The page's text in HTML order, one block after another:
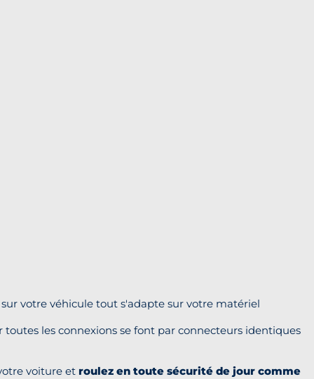
votre véhicule tout s'adapte sur votre matériel
les connexions se font par connecteurs identiques
voiture et roulez en toute sécurité de jour comme